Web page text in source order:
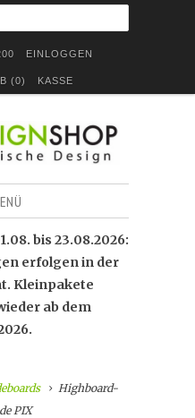
EINLOGGEN
(0) KASSE
bis 23.08.2026:
erfolgen in der
Kleinpakete
ab dem
Highboard-
PIX